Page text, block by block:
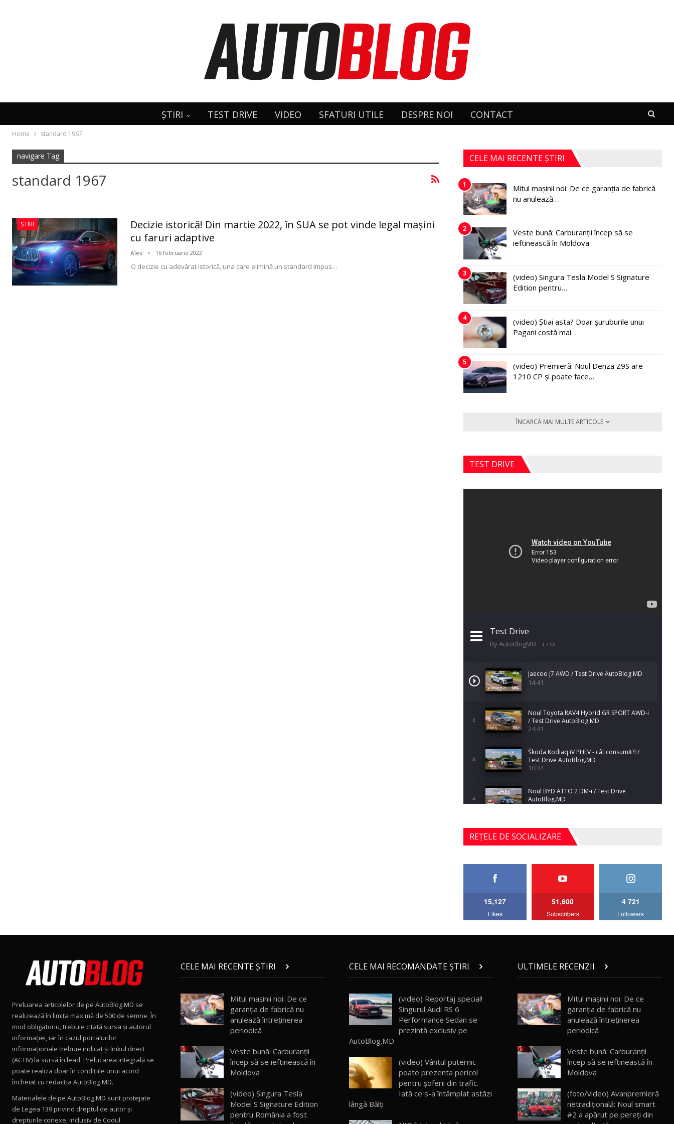
ȘTIRI TEST DRIVE VIDEO SFATURI UTILE DESPRE NOI CONTACT
Home standard 1967
navigare Tag
standard 1967
ȘTIRI
Decizie istorică! Din martie 2022, în SUA se pot vinde legal maşini
cu faruri adaptive
Alex 16 februarie 2022
O decizie cu adevărat istorică, una care elimină un standard impus…
CELE MAI RECENTE ȘTIRI
1
Mitul mașinii noi: De ce garanția de fabrică
nu anulează…
2
Veste bună: Carburanții încep să se
ieftinească în Moldova
3
(video) Singura Tesla Model S Signature
Edition pentru…
4
(video) Știai asta? Doar șuruburile unui
Pagani costă mai…
5
(video) Premieră: Noul Denza Z9S are
1210 CP și poate face…
ÎNCARCĂ MAI MULTE ARTICOLE
TEST DRIVE
Test Drive
By AutoBlogMD 1 / 50
Jaecoo J7 AWD / Test Drive AutoBlog.MD
14:41
2
Noul Toyota RAV4 Hybrid GR SPORT AWD-i
/ Test Drive AutoBlog.MD
24:41
3
Škoda Kodiaq iV PHEV - cât consumă?! /
Test Drive AutoBlog.MD
10:34
4
Noul BYD ATTO 2 DM-i / Test Drive
AutoBlog.MD
5
Noul Mercedes-Benz S-Class facelift (S 580
4MATIC V223) / Test Drive AutoBlog.MD
27:33
AutoBlog.MD
15:08
15:22
Mercedes-AMG E 53 HYBRID 4MATIC+ /
Test Drive AutoBlog.MD
11
Noul Volvo ES90 / Test Drive AutoBlog.MD
27:58
Noul MG HS / Test Drive AutoBlog.MD
16:48
REȚELE DE SOCIALIZARE
15,127
Likes
51,600
Subscribers
4 721
Followers
Preluarea articolelor de pe AutoBlog.MD se
realizează în limita maximă de 500 de semne. În
mod obligatoriu, trebuie citată sursa și autorul
informației, iar în cazul portalurilor
informaționale trebuie indicat și linkul direct
(ACTIV) la sursă în lead. Prelucarea integrală se
poate realiza doar în condițiile unui acord
încheiat cu redacţia AutoBlog.MD.
Materialele de pe AutoBlog.MD sunt protejate
de Legea 139 privind dreptul de autor și
drepturile conexe, inclusiv de Codul
CELE MAI RECENTE ȘTIRI
Mitul mașinii noi: De ce
garanția de fabrică nu
anulează întreținerea
periodică
Veste bună: Carburanții
încep să se ieftinească în
Moldova
(video) Singura Tesla
Model S Signature Edition
pentru România a fost
CELE MAI RECOMANDATE ȘTIRI
(video) Reportaj special!
Singurul Audi RS 6
Performance Sedan se
prezintă exclusiv pe
AutoBlog.MD
(video) Vântul puternic
poate prezenta pericol
pentru şoferii din trafic.
Iată ce s-a întâmplat astăzi
lângă Bălţi
ULTIMELE RECENZII
Mitul mașinii noi: De ce
garanția de fabrică nu
anulează întreținerea
periodică
Veste bună: Carburanții
încep să se ieftinească în
Moldova
(foto/video) Avanpremieră
netradițională: Noul smart
#2 a apărut pe pereți din